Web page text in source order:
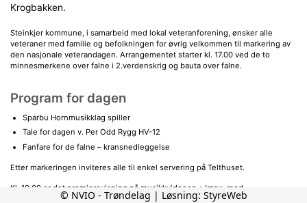
Krogbakken.
Steinkjer kommune, i samarbeid med lokal veteranforening, ønsker alle
veteraner med familie og befolkningen for øvrig velkommen til markering av
den nasjonale veterandagen. Arrangementet starter kl. 17.00 ved de to
minnesmerkene over falne i 2.verdenskrig og bauta over falne.
Program for dagen
Sparbu Hornmusikklag spiller
Tale for dagen v. Per Odd Rygg HV-12
Fanfare for de falne – kransnedleggelse
Etter markeringen inviteres alle til enkel servering på Telthuset.
Kl. 19.00 er det premierevisning på musikkvideoen «Jærv» med
Steinkjerbandet Pånnivågn i den minste kinosalen på Dampsaga kulturhus.
© NVIO - Trøndelag | Løsning: StyreWeb